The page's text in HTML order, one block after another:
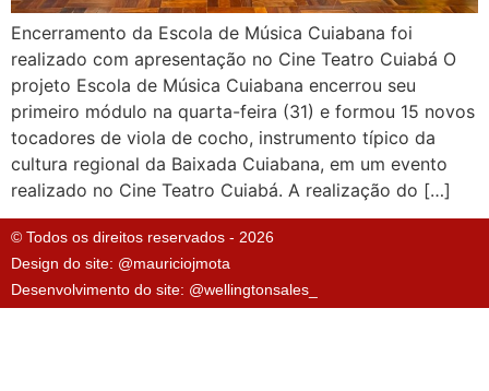
Encerramento da Escola de Música Cuiabana foi
realizado com apresentação no Cine Teatro Cuiabá O
projeto Escola de Música Cuiabana encerrou seu
primeiro módulo na quarta-feira (31) e formou 15 novos
tocadores de viola de cocho, instrumento típico da
cultura regional da Baixada Cuiabana, em um evento
realizado no Cine Teatro Cuiabá. A realização do […]
© Todos os direitos reservados - 2026
Design do site: @mauriciojmota
Desenvolvimento do site: @wellingtonsales_